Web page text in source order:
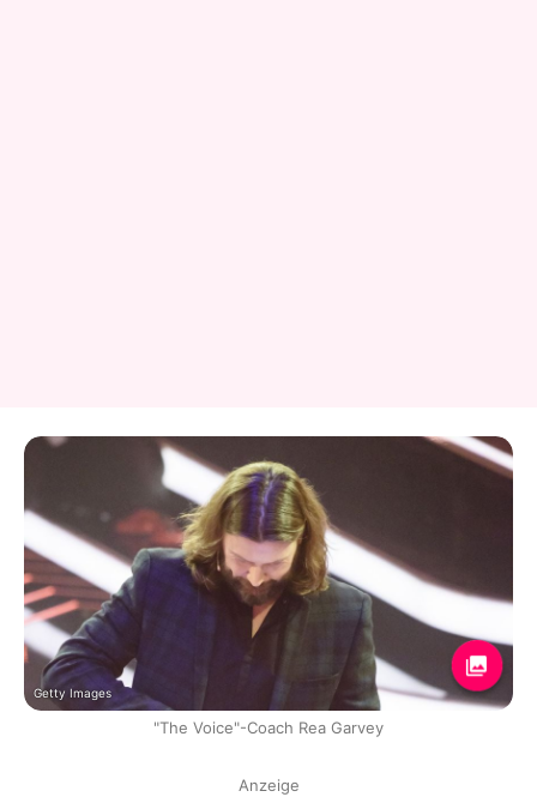
Getty Images
"The Voice"-Coach Rea Garvey
Anzeige